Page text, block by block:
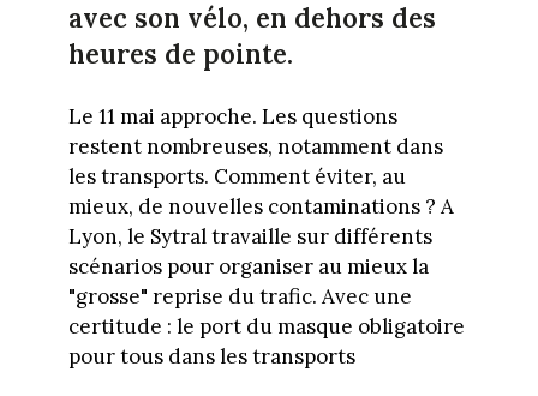
avec son vélo, en dehors des
heures de pointe.
Le 11 mai approche. Les questions
restent nombreuses, notamment dans
les transports. Comment éviter, au
mieux, de nouvelles contaminations ? A
Lyon, le Sytral travaille sur différents
scénarios pour organiser au mieux la
"grosse" reprise du trafic. Avec une
certitude : le port du masque obligatoire
pour tous dans les transports